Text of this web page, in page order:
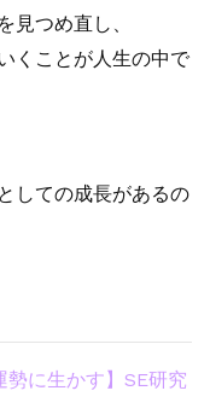
見つめ直し、
くことが人生の中で
しての成長があるの
に生かす】 SE研究